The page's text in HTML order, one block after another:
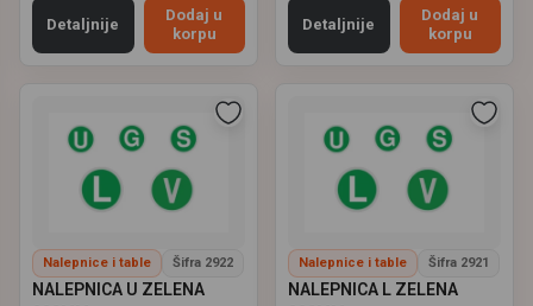
Detaljnije
Dodaj u
korpu
Detaljnije
Dodaj u
korpu
Nalepnice i table Šifra 2922
NALEPNICA U ZELENA
Nalepnice i table Šifra 2921
NALEPNICA L ZELENA